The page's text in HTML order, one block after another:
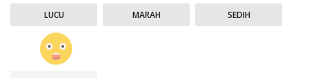
LUCU MARAH SEDIH